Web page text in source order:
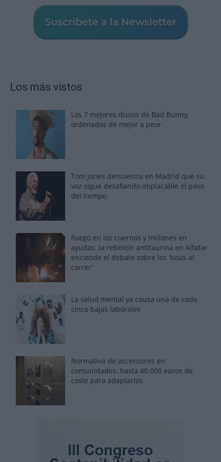
Los más vistos
Los 7 mejores discos de Bad Bunny,
ordenados de mejor a peor
Tom Jones demuestra en Madrid que su
voz sigue desafiando implacable el paso
del tiempo
Fuego en los cuernos y millones en
ayudas: la rebelión antitaurina en Alfafar
enciende el debate sobre los 'bous al
carrer'
La salud mental ya causa una de cada
cinco bajas laborales
Normativa de ascensores en
comunidades: hasta 40.000 euros de
coste para adaptarlos